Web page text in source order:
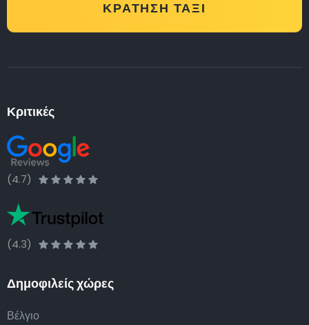
ΚΡΆΤΗΣΗ ΤΑΞΊ
Κριτικές
(4.7)
(4.3)
Δημοφιλείς χώρες
Βέλγιο